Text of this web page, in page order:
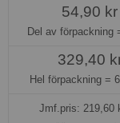
54,90 kr
Del av förpackning
329,40
Hel förpackning =
Jmf.pris: 219,60